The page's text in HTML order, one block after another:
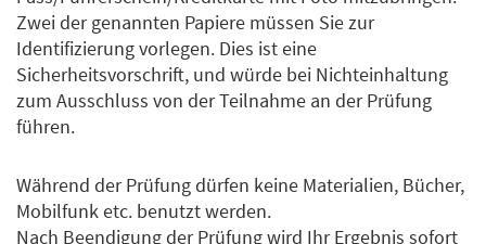
Zwei der genannten Papiere müssen Sie zur
Identifizierung vorlegen. Dies ist eine
Sicherheitsvorschrift, und würde bei Nichteinhaltung
zum Ausschluss von der Teilnahme an der Prüfung
führen.
Während der Prüfung dürfen keine Materialien, Bücher,
Mobilfunk etc. benutzt werden.
Nach Beendigung der Prüfung wird Ihr Ergebnis sofort